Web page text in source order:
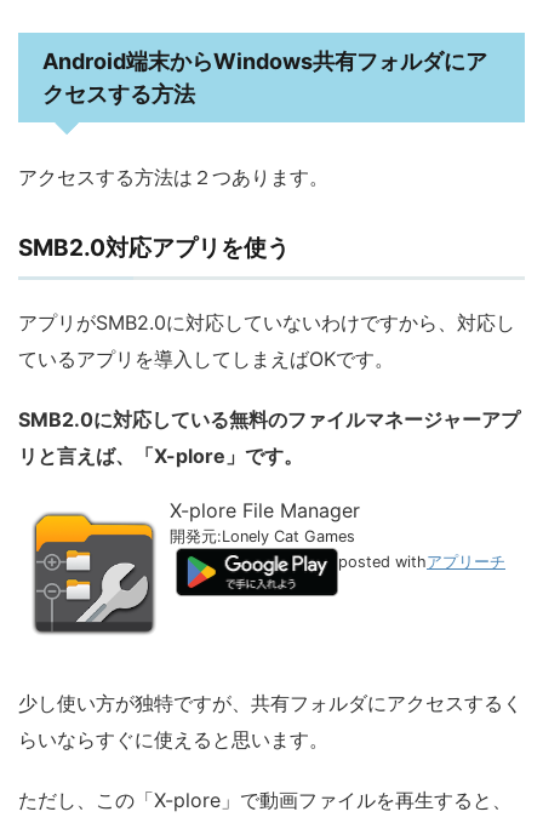
Android端末からWindows共有フォルダにア
クセスする方法
アクセスする方法は２つあります。
SMB2.0対応アプリを使う
アプリがSMB2.0に対応していないわけですから、対応し
ているアプリを導入してしまえばOKです。
SMB2.0に対応している無料のファイルマネージャーアプ
リと言えば、「X-plore」です。
X-plore File Manager
開発元:Lonely Cat Games
posted withアプリーチ
少し使い方が独特ですが、共有フォルダにアクセスするく
らいならすぐに使えると思います。
ただし、この「X-plore」で動画ファイルを再生すると、